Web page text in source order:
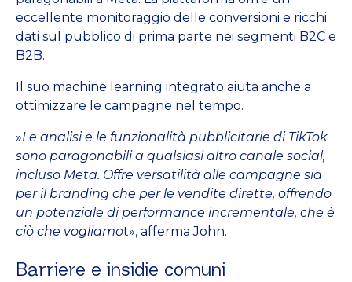
eccellente monitoraggio delle conversioni e ricchi
dati sul pubblico di prima parte nei segmenti B2C e
B2B.
Il suo machine learning integrato aiuta anche a
ottimizzare le campagne nel tempo.
»Le analisi e le funzionalità pubblicitarie di TikTok
sono paragonabili a qualsiasi altro canale social,
incluso Meta. Offre versatilità alle campagne sia
per il branding che per le vendite dirette, offrendo
un potenziale di performance incrementale, che è
ciò che vogliamot», afferma John.
Barriere e insidie comuni